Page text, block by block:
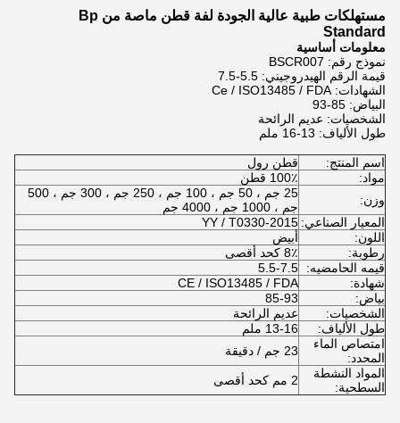
مستهلكات طبية عالية الجودة لفة قطن ماصة من Bp
Standard
معلومات أساسية
نموذج رقم: BSCR007
قيمة الرقم الهيدروجيني: 5.5-7.5
الشهادات: Ce / ISO13485 / FDA
البياض: 85-93
الشخصيات: عديم الرائحة
طول الألياف: 13-16 ملم
اسم المنتج:
قطن رول
مواد:
100٪ قطن
وزن:
25 جم ، 50 جم ، 100 جم ، 250 جم ، 300 جم ، 500
جم ، 1000 جم ، 4000 جم
المعيار الصناعي: YY / T0330-2015
اللون:
أبيض
رطوبة:
8٪ كحد أقصى
قيمه الحامضيه:
5.5-7.5
شهادة:
CE / ISO13485 / FDA
بياض:
85-93
الشخصيات:
عديم الرائحة
طول الألياف:
13-16 ملم
امتصاص الماء
المحدد:
23 جم / دقيقة
المواد النشطة
السطحية:
2 مم كحد أقصى